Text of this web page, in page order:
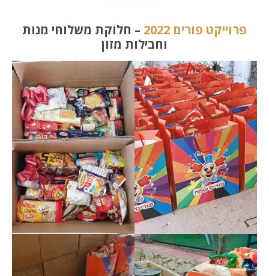
פרוייקט פורים 2022
– חלוקת משלוחי מנות
וחבילות מזון